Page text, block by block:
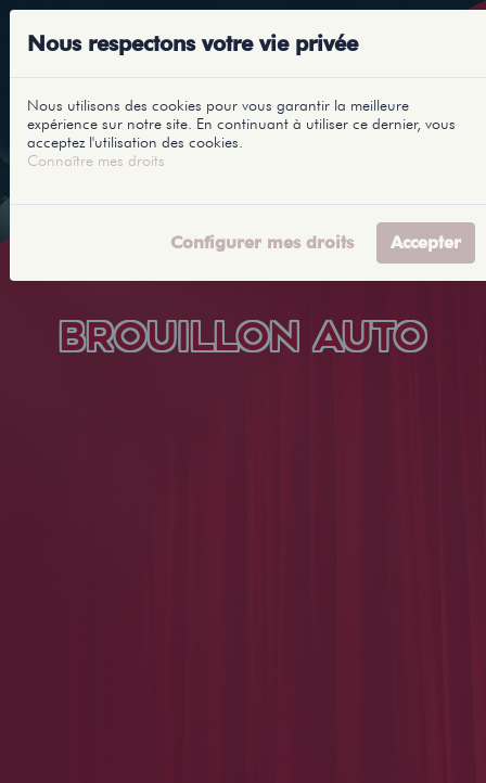
BROUILLON AUTO
Nous respectons votre vie privée
Nous utilisons des cookies pour vous garantir la meilleure
expérience sur notre site. En continuant à utiliser ce dernier, vous
acceptez l'utilisation des cookies.
Connaître mes droits
Configurer mes droits Accepter